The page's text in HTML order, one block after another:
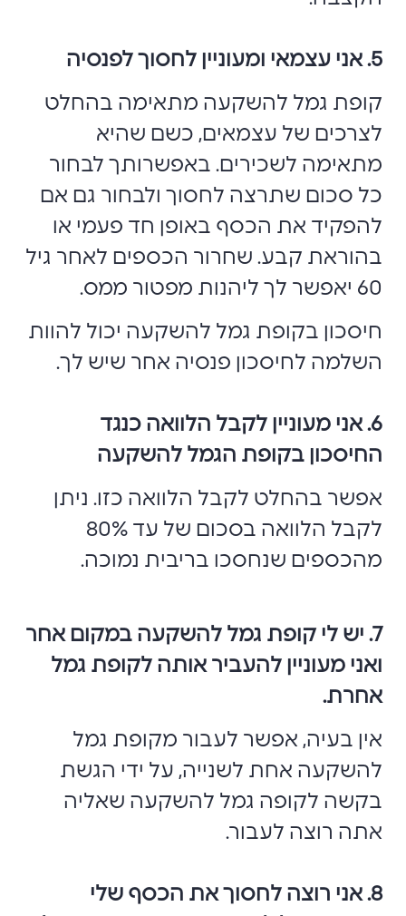
5. אני עצמאי ומעוניין לחסוך לפנסיה
קופת גמל להשקעה מתאימה בהחלט
לצרכים של עצמאים, כשם שהיא
מתאימה לשכירים. באפשרותך לבחור
כל סכום שתרצה לחסוך ולבחור גם אם
להפקיד את הכסף באופן חד פעמי או
בהוראת קבע. שחרור הכספים לאחר גיל
60 יאפשר לך ליהנות מפטור ממס.
חיסכון בקופת גמל להשקעה יכול להוות
השלמה לחיסכון פנסיה אחר שיש לך.
6. אני מעוניין לקבל הלוואה כנגד
החיסכון בקופת הגמל להשקעה
אפשר בהחלט לקבל הלוואה כזו. ניתן
לקבל הלוואה בסכום של עד 80%
מהכספים שנחסכו בריבית נמוכה.
7. יש לי קופת גמל להשקעה במקום אחר
ואני מעוניין להעביר אותה לקופת גמל
אחרת.
אין בעיה, אפשר לעבור מקופת גמל
להשקעה אחת לשנייה, על ידי הגשת
בקשה לקופה גמל להשקעה שאליה
אתה רוצה לעבור.
8. אני רוצה לחסוך את הכסף שלי